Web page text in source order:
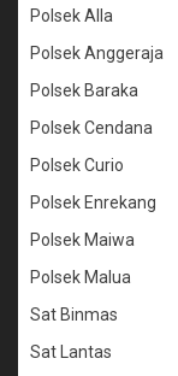
Polsek Alla
Polsek Anggeraja
Polsek Baraka
Polsek Cendana
Polsek Curio
Polsek Enrekang
Polsek Maiwa
Polsek Malua
Sat Binmas
Sat Lantas